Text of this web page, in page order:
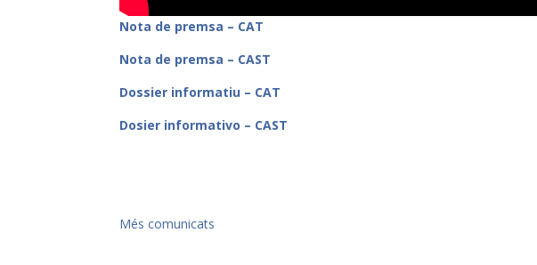
Nota de premsa – CAT
Nota de premsa – CAST
Dossier informatiu – CAT
Dosier informativo – CAST
Més comunicats